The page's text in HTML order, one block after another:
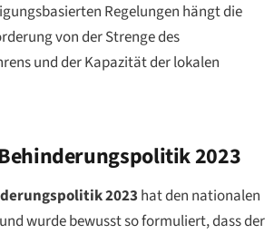
Regelungen hängt die
von der Strenge des
und der Kapazität der lokalen
2023
2023 hat den nationalen
wurde bewusst so formuliert, dass der